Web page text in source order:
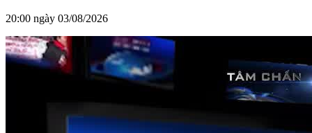
20:00 ngày 03/08/2026